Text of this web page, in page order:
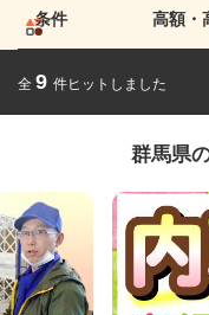
条件 高額・
全 9 件ヒットしました
群馬県